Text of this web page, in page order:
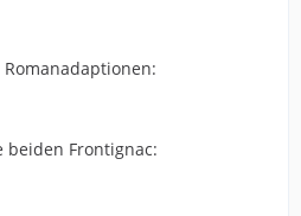
beiden Frontignac: